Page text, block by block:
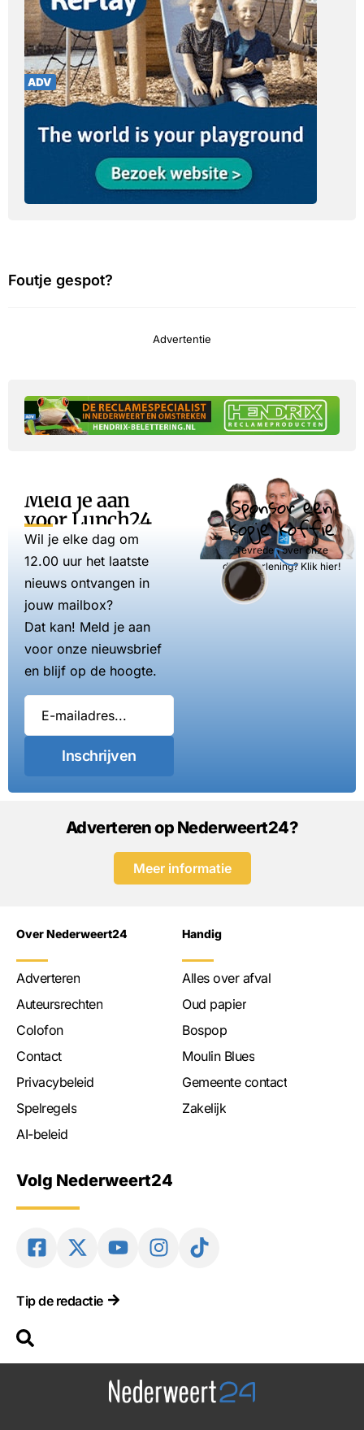
Foutje gespot?
Advertentie
Meld je aan
voor Lunch24
Wil je elke dag om
12.00 uur het laatste
nieuws ontvangen in
jouw mailbox?
Dat kan! Meld je aan
voor onze nieuwsbrief
en blijf op de hoogte.
Inschrijven
Sponsor een
kopje koffie
Tevreden over onze
dienstverlening? Klik hier!
Adverteren op Nederweert24?
Meer informatie
Over Nederweert24
Adverteren
Auteursrechten
Colofon
Contact
Privacybeleid
Spelregels
AI-beleid
Handig
Alles over afval
Oud papier
Bospop
Moulin Blues
Gemeente contact
Zakelijk
Volg Nederweert24
Tip de redactie